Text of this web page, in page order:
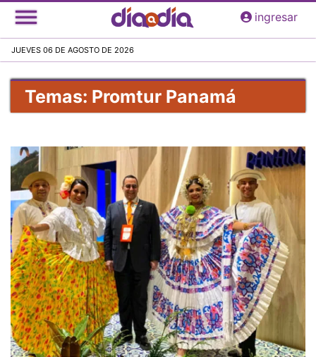
Pasar
al
principal
ingresar
JUEVES 06 DE AGOSTO DE 2026
Temas: Promtur Panamá